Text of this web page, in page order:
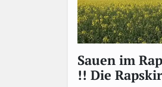
n
o
r
e
t
hi
s
Sauen im
!! Die